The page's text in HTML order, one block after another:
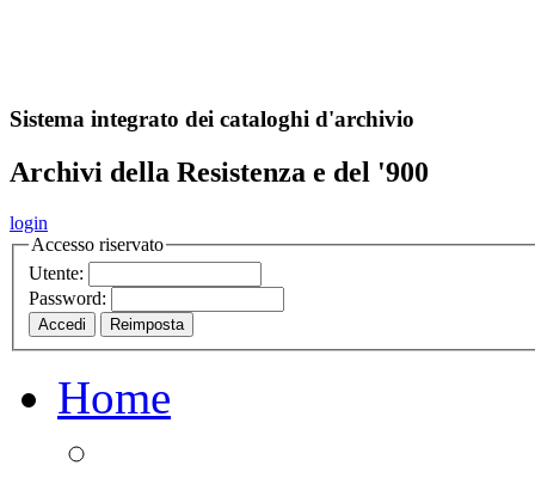
Sistema integrato dei cataloghi d'archivio
Archivi della Resistenza e del '900
login
Accesso riservato
Utente:
Password:
Home